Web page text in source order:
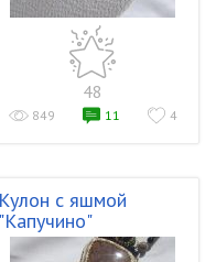
48
849 11 4
Кулон с яшмой
"Капучино"